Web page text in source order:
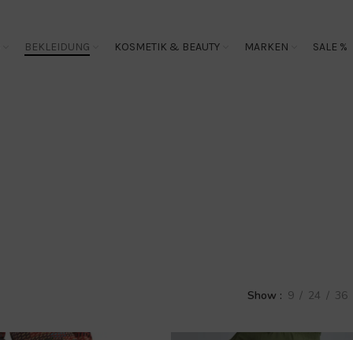
BEKLEIDUNG KOSMETIK & BEAUTY MARKEN SALE %
Show 9 24 36